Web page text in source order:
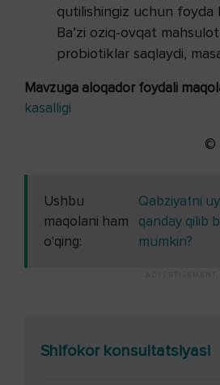
qutilishingiz uchun foyda
Ba’zi oziq-ovqat
probiotiklar saqlaydi,
Mavzuga aloqador foydali
kasalligi
©
Ushbu
maqolani ham
o'qing:
Qabziyatni
qanday qilib
mumkin?
Shifokor konsultatsiyasi